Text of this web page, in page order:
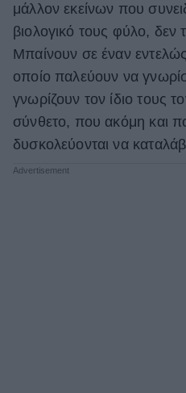
ΒΟΞ
Χωρίς Ταμπέλες
Women's Forum
μάλλον εκείνων που
βιολογικό τους φύλο, δεν
Μπαίνουν σε έναν
οποίο παλεύουν να
γνωρίζουν τον ίδιο τους
σύνθετο, που ακόμη και
δυσκολεύονται να